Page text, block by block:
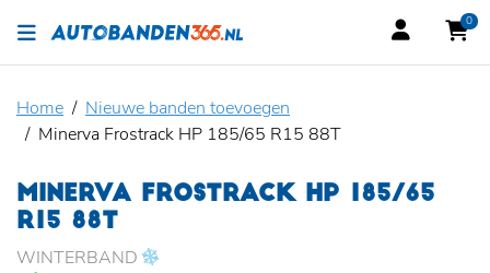
0
Home
Nieuwe banden toevoegen
Minerva Frostrack HP 185/65 R15 88T
MINERVA FROSTRACK HP 185/65
R15 88T
WINTERBAND